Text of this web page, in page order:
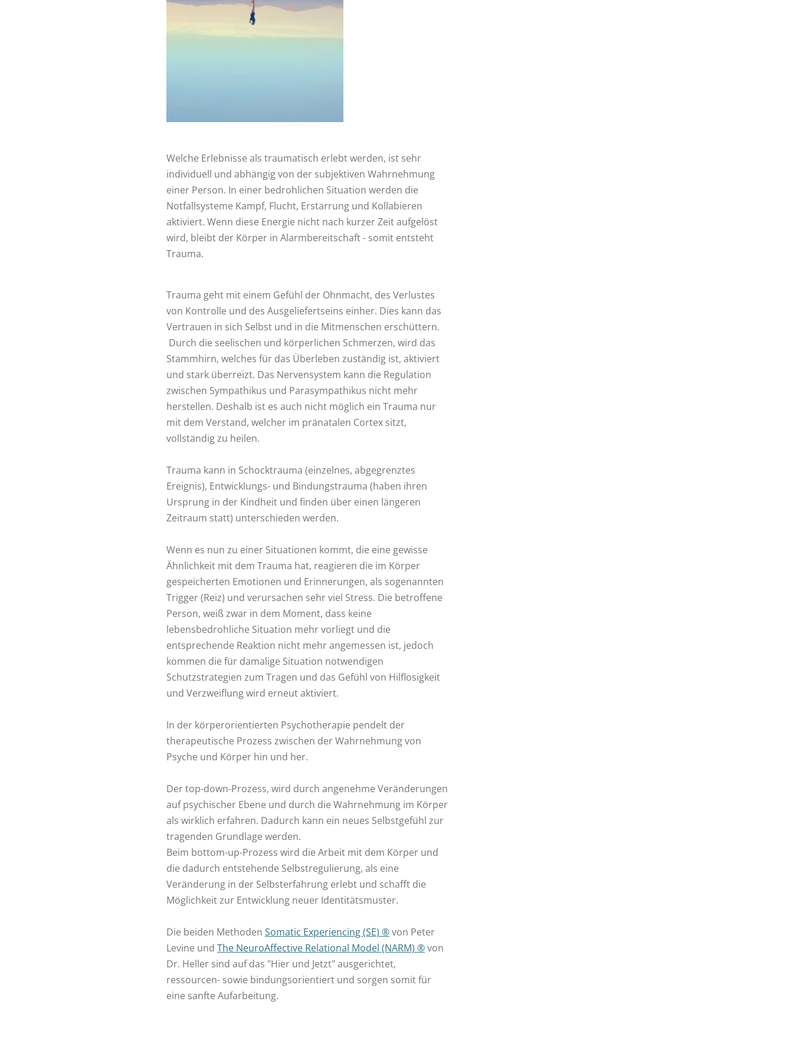
Welche Erlebnisse als traumatisch erlebt werden, ist sehr
individuell und abhängig von der subjektiven Wahrnehmung
einer Person. In einer bedrohlichen Situation werden die
Notfallsysteme Kampf, Flucht, Erstarrung und Kollabieren
aktiviert. Wenn diese Energie nicht nach kurzer Zeit aufgelöst
wird, bleibt der Körper in Alarmbereitschaft - somit entsteht
Trauma.
Trauma geht mit einem Gefühl der Ohnmacht, des Verlustes
von Kontrolle und des Ausgeliefertseins einher. Dies kann das
Vertrauen in sich Selbst und in die Mitmenschen erschüttern.
Durch die seelischen und körperlichen Schmerzen, wird das
Stammhirn, welches für das Überleben zuständig ist, aktiviert
und stark überreizt. Das Nervensystem kann die Regulation
zwischen Sympathikus und Parasympathikus nicht mehr
herstellen. Deshalb ist es auch nicht möglich ein Trauma nur
mit dem Verstand, welcher im pränatalen Cortex sitzt,
vollständig zu heilen.
Trauma kann in Schocktrauma (einzelnes, abgegrenztes
Ereignis), Entwicklungs- und Bindungstrauma (haben ihren
Ursprung in der Kindheit und finden über einen längeren
Zeitraum statt) unterschieden werden.
Wenn es nun zu einer Situationen kommt, die eine gewisse
Ähnlichkeit mit dem Trauma hat, reagieren die im Körper
gespeicherten Emotionen und Erinnerungen, als sogenannten
Trigger (Reiz) und verursachen sehr viel Stress. Die betroffene
Person, weiß zwar in dem Moment, dass keine
lebensbedrohliche Situation mehr vorliegt und die
entsprechende Reaktion nicht mehr angemessen ist, jedoch
kommen die für damalige Situation notwendigen
Schutzstrategien zum Tragen und das Gefühl von Hilflosigkeit
und Verzweiflung wird erneut aktiviert.
In der körperorientierten Psychotherapie pendelt der
therapeutische Prozess zwischen der Wahrnehmung von
Psyche und Körper hin und her.
Der top-down-Prozess, wird durch angenehme Veränderungen
auf psychischer Ebene und durch die Wahrnehmung im Körper
als wirklich erfahren. Dadurch kann ein neues Selbstgefühl zur
tragenden Grundlage werden.
Beim bottom-up-Prozess wird die Arbeit mit dem Körper und
die dadurch entstehende Selbstregulierung, als eine
Veränderung in der Selbsterfahrung erlebt und schafft die
Möglichkeit zur Entwicklung neuer Identitätsmuster.
Die beiden Methoden Somatic Experiencing (SE) ®von Peter
Levine und The NeuroAffective Relational Model (NARM) ®von
Dr. Heller sind auf das "Hier und Jetzt" ausgerichtet,
ressourcen- sowie bindungsorientiert und sorgen somit für
eine sanfte Aufarbeitung.